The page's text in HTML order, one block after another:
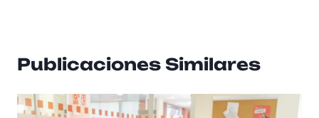
Publicaciones Similares